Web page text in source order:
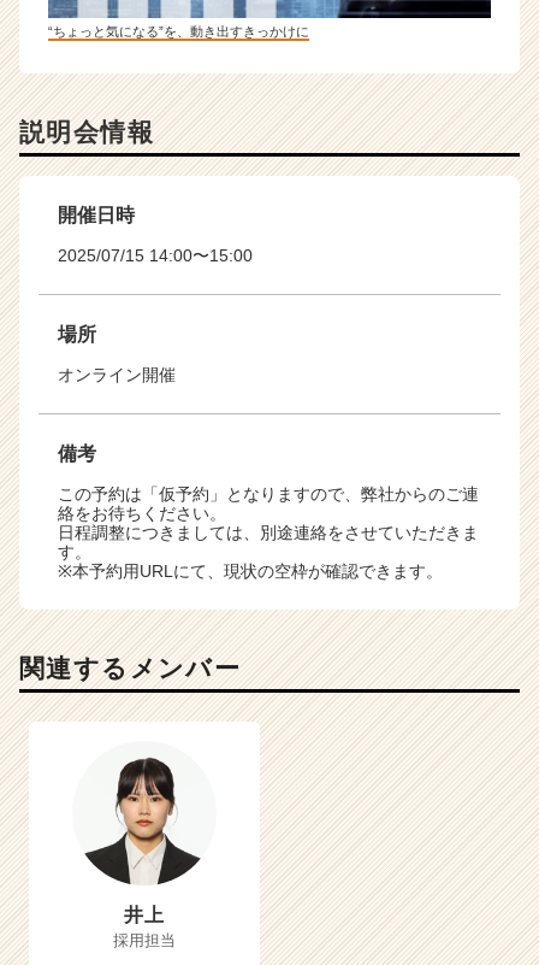
“ちょっと気になる”を、動き出すきっかけに
説明会情報
開催日時
2025/07/15 14:00〜15:00
場所
オンライン開催
備考
この予約は「仮予約」となりますので、弊社からのご連
絡をお待ちください。
日程調整につきましては、別途連絡をさせていただきま
す。
※本予約用URLにて、現状の空枠が確認できます。
関連するメンバー
井上
採用担当